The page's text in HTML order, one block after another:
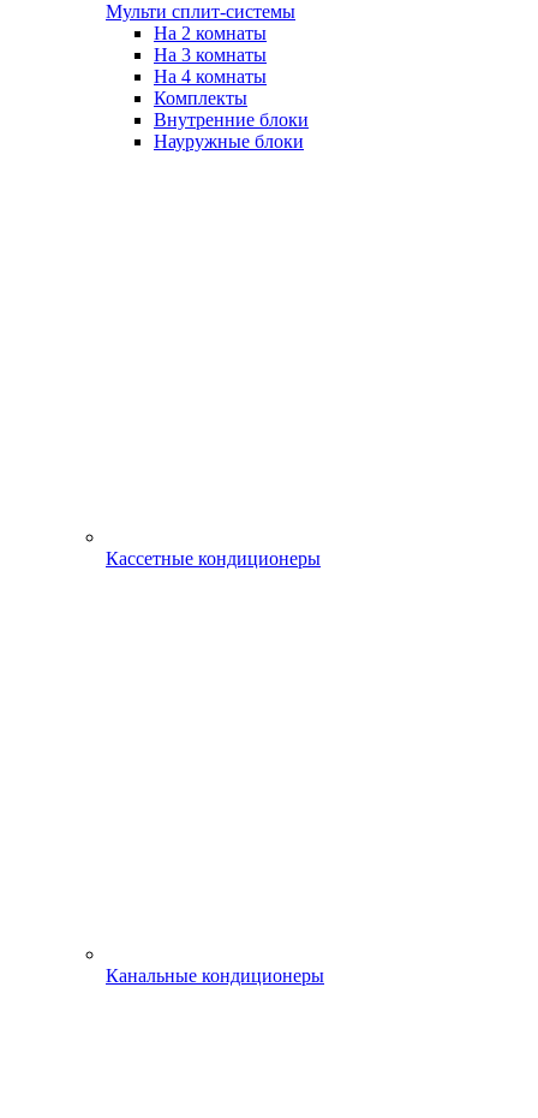
Мульти сплит-системы
На 2 комнаты
На 3 комнаты
На 4 комнаты
Комплекты
Внутренние блоки
Науружные блоки
Кассетные кондиционеры
Канальные кондиционеры